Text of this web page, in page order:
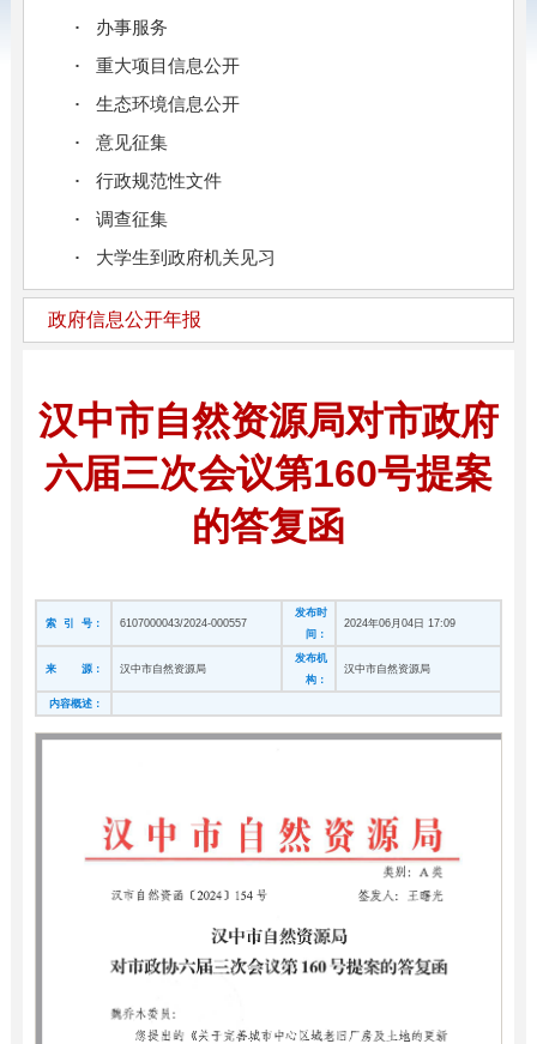
办事服务
重大项目信息公开
生态环境信息公开
意见征集
行政规范性文件
调查征集
大学生到政府机关见习
政府信息公开年报
汉中市自然资源局对市政府
六届三次会议第160号提案
的答复函
索 引 号： 6107000043/2024-000557
发布时
间：
2024年06月04日 17:09
来 源： 汉中市自然资源局
发布机
构：
汉中市自然资源局
内容概述：